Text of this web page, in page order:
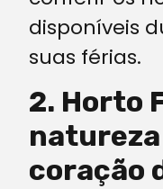
disponíveis
suas férias.
2. Horto
coração